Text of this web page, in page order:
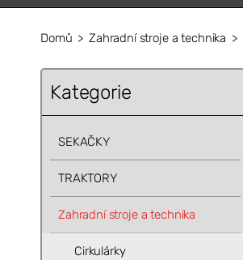
Domů Zahradní stroje a technika
Kategorie
SEKAČKY
TRAKTORY
Zahradní stroje a technika
Cirkulárky